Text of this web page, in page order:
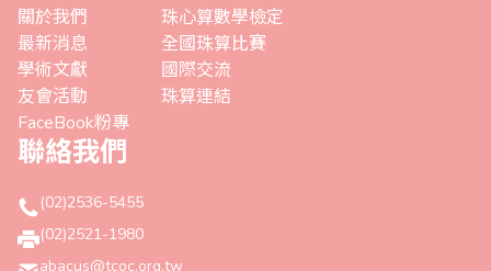
關於我們
最新消息
學術文獻
友會活動
FaceBook粉專
珠心算數學檢定
全國珠算比賽
國際交流
珠算連結
聯絡我們
(02)2536-5455
(02)2521-1980
abacus@tcoc.org.tw